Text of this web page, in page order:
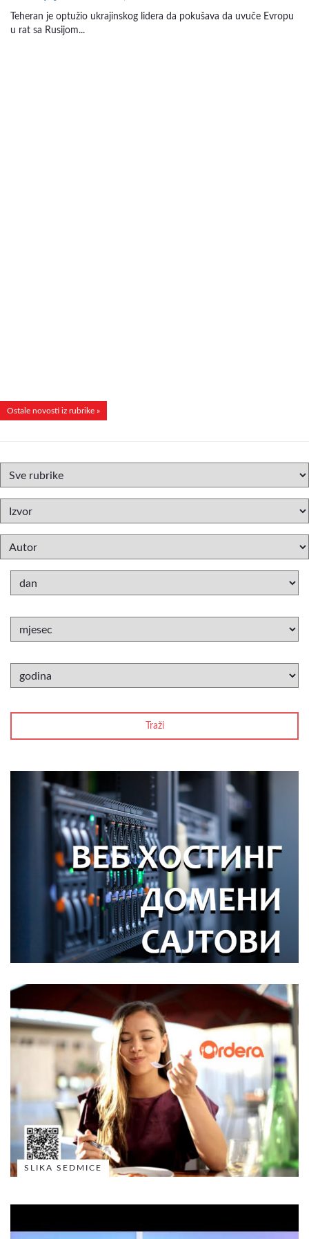
Teheran je optužio ukrajinskog lidera da pokušava da uvuče Evropu
u rat sa Rusijom...
Ostale novosti iz rubrike »
SLIKA SEDMICE